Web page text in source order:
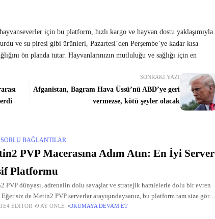
için bu platform, hızlı kargo ve hayvan dostu yaklaşımıyla
ve su piresi gibi ürünleri, Pazartesi’den Perşembe’ye kadar kısa
ön planda tutar. Hayvanlarınızın mutluluğu ve sağlığı için en
SONRAKI YAZI
Afganistan, Bagram Hava Üssü’nü ABD’ye geri
vermezse, kötü şeyler olacak
BAĞLANTILAR
PVP Macerasına Adım Atın: En İyi Server
Platformu
PVP dünyası, adrenalin dolu savaşlar ve stratejik hamlelerle dolu bir evren
Eğer siz de Metin2 PVP serverlar arayışındaysanız, bu platform tam size göre.
pvp serverlar arasında en
EDITÖR 9 AY ÖNCE OKUMAYA DEVAM ET